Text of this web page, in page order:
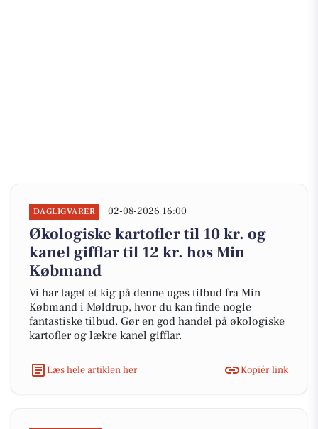
DAGLIGVARER 02-08-2026 16:00
Økologiske kartofler til 10 kr. og
kanel gifflar til 12 kr. hos Min
Købmand
Vi har taget et kig på denne uges tilbud fra Min
Købmand i Møldrup, hvor du kan finde nogle
fantastiske tilbud. Gør en god handel på økologiske
kartofler og lækre kanel gifflar.
Læs hele artiklen her Kopiér link